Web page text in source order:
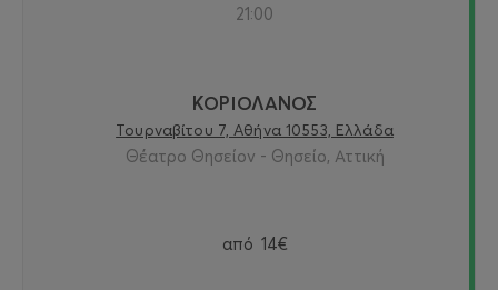
21:00
ΚΟΡΙΟΛΑΝΟΣ
Τουρναβίτου 7, Αθήνα 10553, Ελλάδα
Θέατρο Θησείον - Θησείο, Αττική
από 14€